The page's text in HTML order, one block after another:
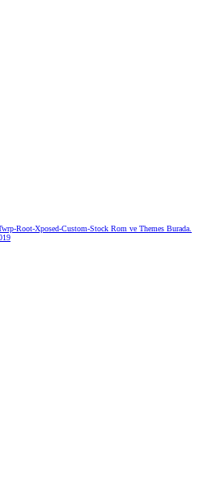
Root-Xposed-Custom-Stock Rom ve Themes Burada.